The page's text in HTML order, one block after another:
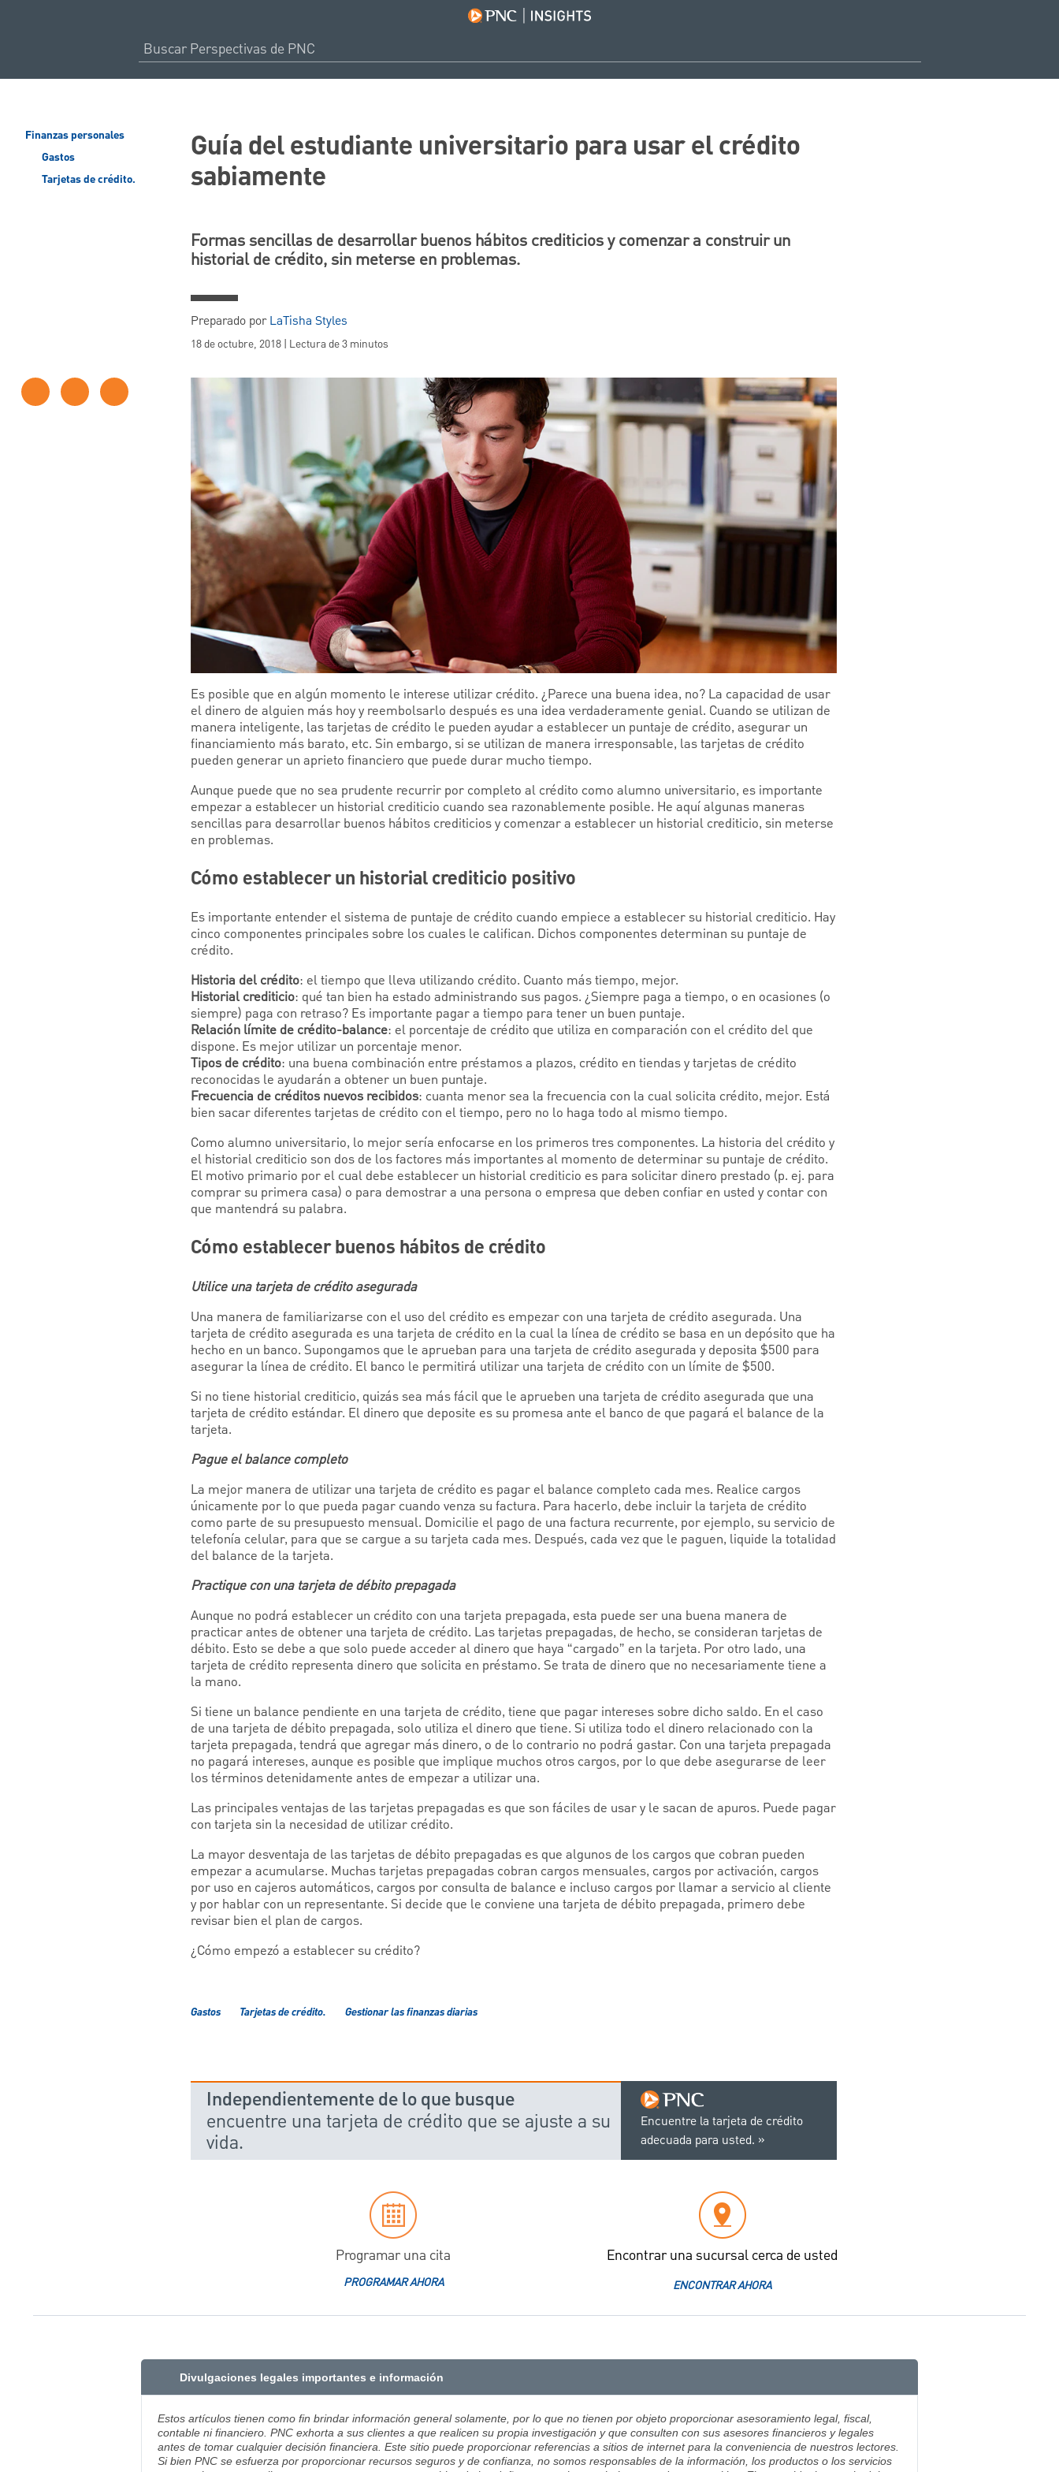
Finanzas personales
Gastos
Tarjetas de crédito.
Guía del estudiante universitario para usar el crédito
sabiamente
Formas sencillas de desarrollar buenos hábitos crediticios y comenzar a construir un
historial de crédito, sin meterse en problemas.
Preparado porLaTisha Styles
18 de octubre, 2018 | Lectura de 3 minutos
Es posible que en algún momento le interese utilizar crédito. ¿Parece una buena idea, no? La capacidad de usar
el dinero de alguien más hoy y reembolsarlo después es una idea verdaderamente genial. Cuando se utilizan de
manera inteligente, las tarjetas de crédito le pueden ayudar a establecer un puntaje de crédito, asegurar un
financiamiento más barato, etc. Sin embargo, si se utilizan de manera irresponsable, las tarjetas de crédito
pueden generar un aprieto financiero que puede durar mucho tiempo.
Aunque puede que no sea prudente recurrir por completo al crédito como alumno universitario, es importante
empezar a establecer un historial crediticio cuando sea razonablemente posible. He aquí algunas maneras
sencillas para desarrollar buenos hábitos crediticios y comenzar a establecer un historial crediticio, sin meterse
en problemas.
Cómo establecer un historial crediticio positivo
Es importante entender el sistema de puntaje de crédito cuando empiece a establecer su historial crediticio. Hay
cinco componentes principales sobre los cuales le califican. Dichos componentes determinan su puntaje de
crédito.
Historia del crédito: el tiempo que lleva utilizando crédito. Cuanto más tiempo, mejor.
Historial crediticio: qué tan bien ha estado administrando sus pagos. ¿Siempre paga a tiempo, o en ocasiones (o
siempre) paga con retraso? Es importante pagar a tiempo para tener un buen puntaje.
Relación límite de crédito-balance: el porcentaje de crédito que utiliza en comparación con el crédito del que
dispone. Es mejor utilizar un porcentaje menor.
Tipos de crédito: una buena combinación entre préstamos a plazos, crédito en tiendas y tarjetas de crédito
reconocidas le ayudarán a obtener un buen puntaje.
Frecuencia de créditos nuevos recibidos: cuanta menor sea la frecuencia con la cual solicita crédito, mejor. Está
bien sacar diferentes tarjetas de crédito con el tiempo, pero no lo haga todo al mismo tiempo.
Como alumno universitario, lo mejor sería enfocarse en los primeros tres componentes. La historia del crédito y
el historial crediticio son dos de los factores más importantes al momento de determinar su puntaje de crédito.
El motivo primario por el cual debe establecer un historial crediticio es para solicitar dinero prestado (p. ej. para
comprar su primera casa) o para demostrar a una persona o empresa que deben confiar en usted y contar con
que mantendrá su palabra.
Cómo establecer buenos hábitos de crédito
Utilice una tarjeta de crédito asegurada
Una manera de familiarizarse con el uso del crédito es empezar con una tarjeta de crédito asegurada. Una
tarjeta de crédito asegurada es una tarjeta de crédito en la cual la línea de crédito se basa en un depósito que ha
hecho en un banco. Supongamos que le aprueban para una tarjeta de crédito asegurada y deposita $500 para
asegurar la línea de crédito. El banco le permitirá utilizar una tarjeta de crédito con un límite de $500.
Si no tiene historial crediticio, quizás sea más fácil que le aprueben una tarjeta de crédito asegurada que una
tarjeta de crédito estándar. El dinero que deposite es su promesa ante el banco de que pagará el balance de la
tarjeta.
Pague el balance completo
La mejor manera de utilizar una tarjeta de crédito es pagar el balance completo cada mes. Realice cargos
únicamente por lo que pueda pagar cuando venza su factura. Para hacerlo, debe incluir la tarjeta de crédito
como parte de su presupuesto mensual. Domicilie el pago de una factura recurrente, por ejemplo, su servicio de
telefonía celular, para que se cargue a su tarjeta cada mes. Después, cada vez que le paguen, liquide la totalidad
del balance de la tarjeta.
Practique con una tarjeta de débito prepagada
Aunque no podrá establecer un crédito con una tarjeta prepagada, esta puede ser una buena manera de
practicar antes de obtener una tarjeta de crédito. Las tarjetas prepagadas, de hecho, se consideran tarjetas de
débito. Esto se debe a que solo puede acceder al dinero que haya “cargado” en la tarjeta. Por otro lado, una
tarjeta de crédito representa dinero que solicita en préstamo. Se trata de dinero que no necesariamente tiene a
la mano.
Si tiene un balance pendiente en una tarjeta de crédito, tiene que pagar intereses sobre dicho saldo. En el caso
de una tarjeta de débito prepagada, solo utiliza el dinero que tiene. Si utiliza todo el dinero relacionado con la
tarjeta prepagada, tendrá que agregar más dinero, o de lo contrario no podrá gastar. Con una tarjeta prepagada
no pagará intereses, aunque es posible que implique muchos otros cargos, por lo que debe asegurarse de leer
los términos detenidamente antes de empezar a utilizar una.
Las principales ventajas de las tarjetas prepagadas es que son fáciles de usar y le sacan de apuros. Puede pagar
con tarjeta sin la necesidad de utilizar crédito.
La mayor desventaja de las tarjetas de débito prepagadas es que algunos de los cargos que cobran pueden
empezar a acumularse. Muchas tarjetas prepagadas cobran cargos mensuales, cargos por activación, cargos
por uso en cajeros automáticos, cargos por consulta de balance e incluso cargos por llamar a servicio al cliente
y por hablar con un representante. Si decide que le conviene una tarjeta de débito prepagada, primero debe
revisar bien el plan de cargos.
¿Cómo empezó a establecer su crédito?
Gastos Tarjetas de crédito. Gestionar las finanzas diarias
Encuentre la tarjeta de crédito
adecuada para usted.
Independientemente de lo que busque
encuentre una tarjeta de crédito que se ajuste a su
vida.
Programar una cita
PROGRAMAR AHORA
Encontrar una sucursal cerca de usted
ENCONTRAR AHORA
Divulgaciones legales importantes e información
Estos artículos tienen como fin brindar información general solamente, por lo que no tienen por objeto proporcionar asesoramiento legal, fiscal,
contable ni financiero. PNC exhorta a sus clientes a que realicen su propia investigación y que consulten con sus asesores financieros y legales
antes de tomar cualquier decisión financiera. Este sitio puede proporcionar referencias a sitios de internet para la conveniencia de nuestros lectores.
Si bien PNC se esfuerza por proporcionar recursos seguros y de confianza, no somos responsables de la información, los productos o los servicios